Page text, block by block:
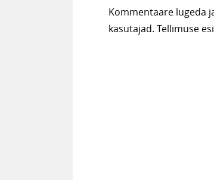
Kommentaare lugeda
kasutajad. Tellimuse